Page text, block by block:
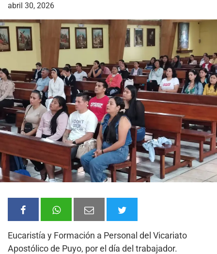
abril 30, 2026
Eucaristía y Formación a Personal del Vicariato
Apostólico de Puyo, por el día del trabajador.